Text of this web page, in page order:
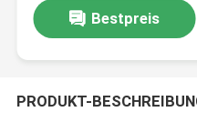
Bestpreis
PRODUKT-